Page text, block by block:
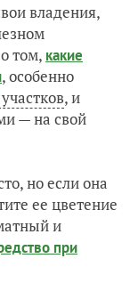
владения,
том, какие
, особенно
, и
— на свой
но если она
ее цветение
и
при